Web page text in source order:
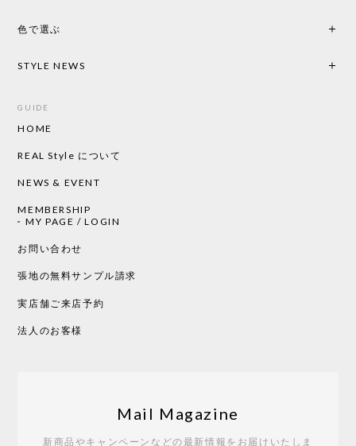
色で選ぶ
STYLE NEWS
GUIDE
HOME
REAL Style について
NEWS & EVENT
MEMBERSHIP
MY PAGE / LOGIN
お問い合わせ
張地の無料サンプル請求
実店舗ご来店予約
法人のお客様
Mail Magazine
新商品やキャンペーンなどの最新情報をお届けいたしま